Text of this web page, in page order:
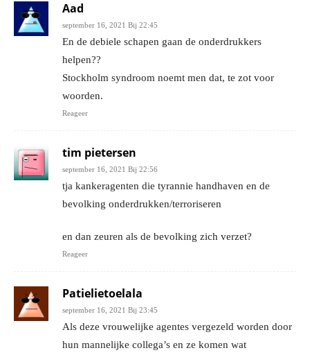
Aad
september 16, 2021 Bij 22:45
En de debiele schapen gaan de onderdrukkers
helpen??
Stockholm syndroom noemt men dat, te zot voor
woorden.
Reageer
tim pietersen
september 16, 2021 Bij 22:56
tja kankeragenten die tyrannie handhaven en de
bevolking onderdrukken/terroriseren
en dan zeuren als de bevolking zich verzet?
Reageer
Patielietoelala
september 16, 2021 Bij 23:45
Als deze vrouwelijke agentes vergezeld worden door
hun mannelijke collega’s en ze komen wat